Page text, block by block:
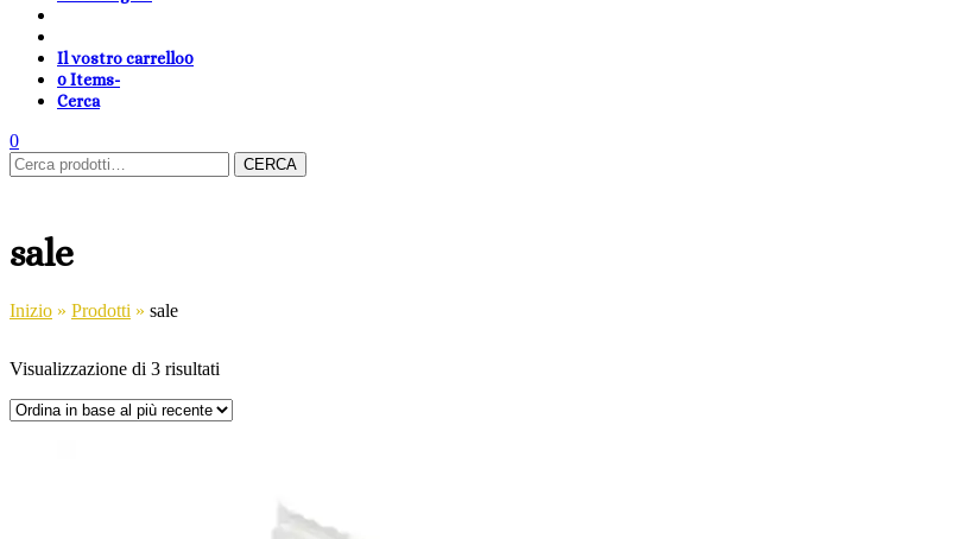
Il vostro carrello0
0 Items-
Cerca
0shopping-
basket
Area
Clienti
search
cambia
lingua
Carrello
Cerca: CERCA
sale
Inizio » Prodotti » sale
Visualizzazione di 3 risultati